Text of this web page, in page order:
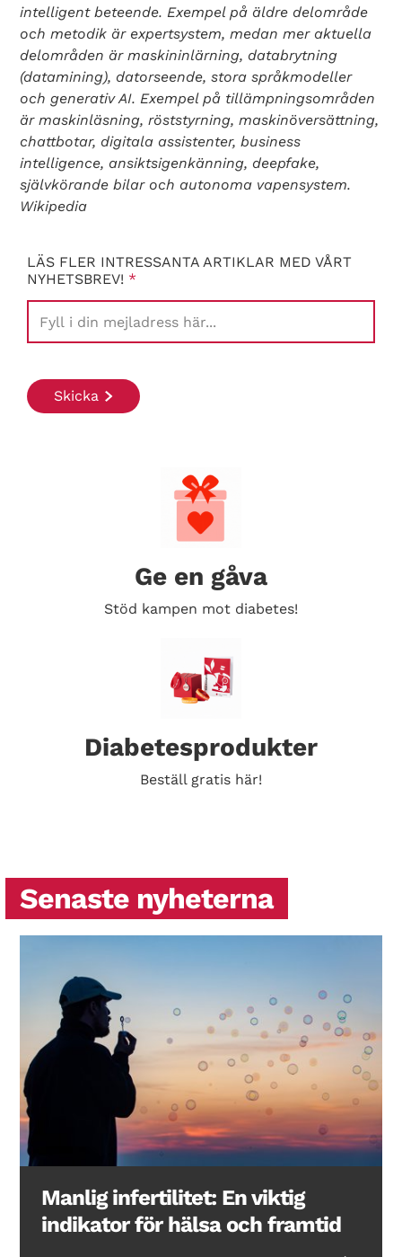
intelligent beteende. Exempel på äldre delområde
och metodik är expertsystem, medan mer aktuella
delområden är maskininlärning, databrytning
(datamining), datorseende, stora språkmodeller
och generativ AI. Exempel på tillämpningsområden
är maskinläsning, röststyrning, maskinöversättning,
chattbotar, digitala assistenter, business
intelligence, ansiktsigenkänning, deepfake,
självkörande bilar och autonoma vapensystem.
Wikipedia
LÄS FLER INTRESSANTA ARTIKLAR MED VÅRT
NYHETSBREV! *
Ge en gåva
Stöd kampen mot diabetes!
Diabetesprodukter
Beställ gratis här!
Senaste nyheterna
Manlig infertilitet: En viktig
indikator för hälsa och framtid